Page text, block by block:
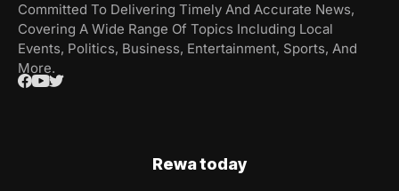
Committed To Delivering Timely And Accurate News,
Covering A Wide Range Of Topics Including Local
Events, Politics, Business, Entertainment, Sports, And
More.
Rewa today